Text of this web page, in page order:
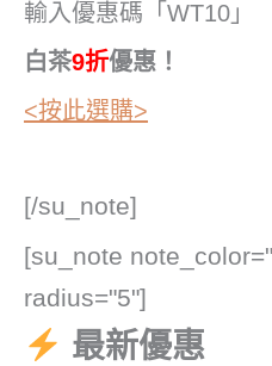
輸入優惠碼「WT10」
白茶9折優惠！
<按此選購>
[/su_note]
[su_note
radius="5"]
最新優惠